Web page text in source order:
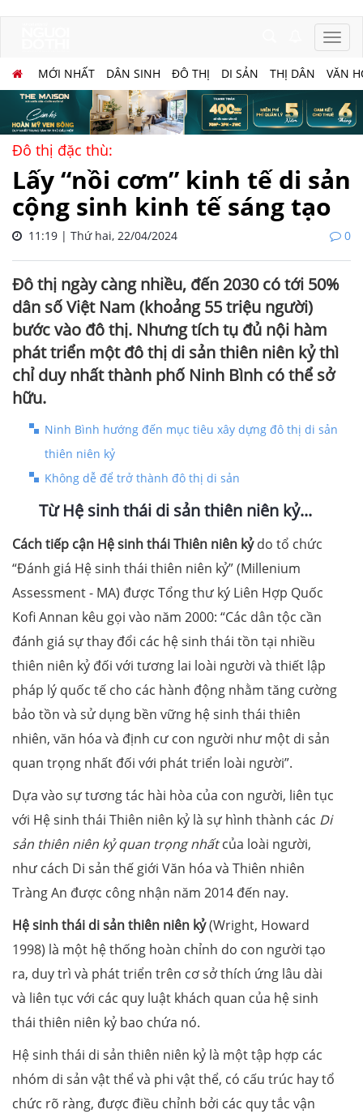
MỚI NHẤT DÂN SINH ĐÔ THỊ DI SẢN THỊ DÂN VĂN
Đô thị đặc thù:
Lấy “nồi cơm” kinh tế di sản
cộng sinh kinh tế sáng tạo
11:19 | Thứ hai, 22/04/2024 0
Đô thị ngày càng nhiều, đến 2030 có tới 50%
dân số Việt Nam (khoảng 55 triệu người)
bước vào đô thị. Nhưng tích tụ đủ nội hàm
phát triển một đô thị di sản thiên niên kỷ thì
chỉ duy nhất thành phố Ninh Bình có thể sở
hữu.
Ninh Bình hướng đến mục tiêu xây dựng đô thị di sản
thiên niên kỷ
Không dễ để trở thành đô thị di sản
Từ Hệ sinh thái di sản thiên niên kỷ...
Cách tiếp cận Hệ sinh thái Thiên niên kỷdo tổ chức
“Đánh giá Hệ sinh thái thiên niên kỷ” (Millenium
Assessment - MA) được Tổng thư ký Liên Hợp Quốc
Kofi Annan kêu gọi vào năm 2000: “Các dân tộc cần
đánh giá sự thay đổi các hệ sinh thái tồn tại nhiều
thiên niên kỷ đối với tương lai loài người và thiết lập
pháp lý quốc tế cho các hành động nhằm tăng cường
bảo tồn và sử dụng bền vững hệ sinh thái thiên
nhiên, văn hóa và định cư con người như một di sản
quan trọng nhất đối với phát triển loài người”.
Dựa vào sự tương tác hài hòa của con người, liên tục
với Hệ sinh thái Thiên niên kỷ là sự hình thành các Di
sản thiên niên kỷ quan trọng nhấtcủa loài người,
như cách Di sản thế giới Văn hóa và Thiên nhiên
Tràng An được công nhận năm 2014 đến nay.
Hệ sinh thái di sản thiên niên kỷ(Wright, Howard
1998) là một hệ thống hoàn chỉnh do con người tạo
ra, duy trì và phát triển trên cơ sở thích ứng lâu dài
và liên tục với các quy luật khách quan của hệ sinh
thái thiên niên kỷ bao chứa nó.
Hệ sinh thái di sản thiên niên kỷ là một tập hợp các
nhóm di sản vật thể và phi vật thể, có cấu trúc hay tổ
chức rõ ràng, được điều chỉnh bởi các quy tắc vận